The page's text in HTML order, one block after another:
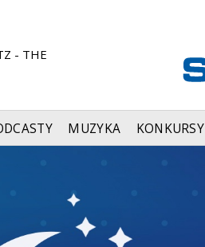
- THE
MUZYKA KONKURSY